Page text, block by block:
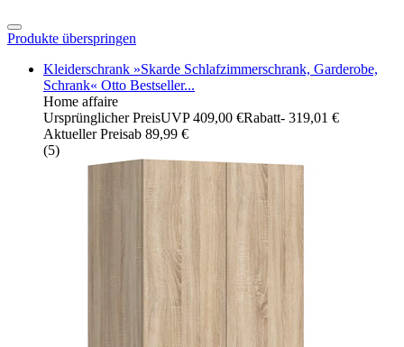
Produkte überspringen
Kleiderschrank »Skarde Schlafzimmerschrank, Garderobe,
Schrank« Otto Bestseller...
Home affaire
Ursprünglicher PreisUVP 409,00 €Rabatt- 319,01 €
Aktueller Preisab 89,99 €
(5)